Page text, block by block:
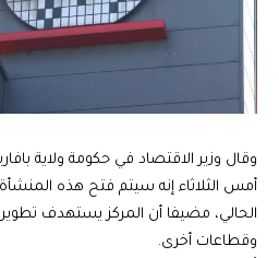
وقال وزير الاقتصاد في حكومة ولاية
أمس الثلاثاء إنه سيتم فتح هذه
الحالي، مضيفا أن المركز يستهدف
وقطاعات أخرى.